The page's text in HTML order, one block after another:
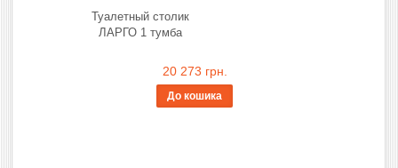
Туалетный столик
ЛАРГО 1 тумба
20 273 грн.
До кошика